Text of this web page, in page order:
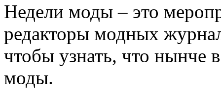
Недели моды – это
редакторы модных
чтобы узнать, что нынче
моды.